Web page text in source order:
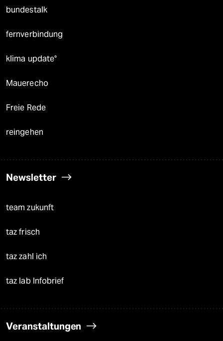
bundestalk
fernverbindung
klima update°
Mauerecho
Freie Rede
reingehen
Newsletter
team zukunft
taz frisch
taz zahl ich
taz lab Infobrief
Veranstaltungen